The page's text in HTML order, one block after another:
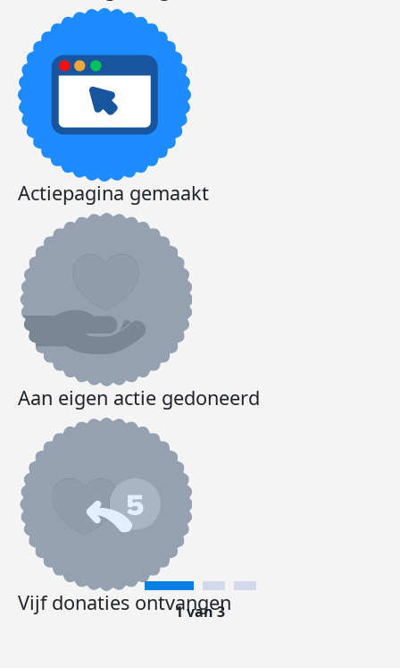
Actiepagina gemaakt
Aan eigen actie gedoneerd
Vijf donaties ontvangen
1 van 3